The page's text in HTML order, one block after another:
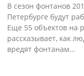
В сезон фонтанов
Петербурге будут
Еще 55 объектов на
рассказывает, как
вредят фонтанам...